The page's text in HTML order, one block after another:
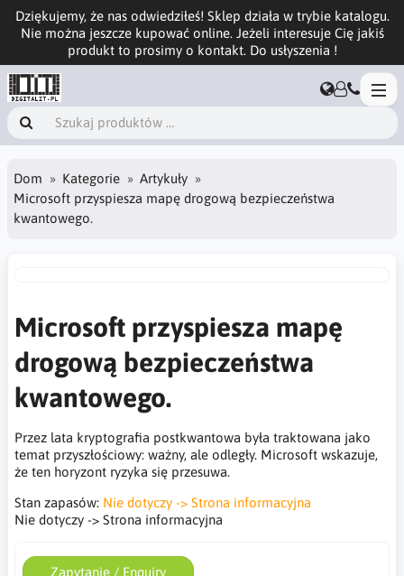
Dziękujemy, że nas odwiedziłeś! Sklep działa w trybie katalogu.
Nie można jeszcze kupować online. Jeżeli interesuje Cię jakiś
produkt to prosimy o kontakt. Do usłyszenia !
Dom Kategorie
Artykuły
Microsoft przyspiesza mapę drogową bezpieczeństwa
kwantowego.
Microsoft przyspiesza mapę
drogową bezpieczeństwa
kwantowego.
Przez lata kryptografia postkwantowa była traktowana jako
temat przyszłościowy: ważny, ale odległy. Microsoft wskazuje,
że ten horyzont ryzyka się przesuwa.
Stan zapasów: Nie dotyczy -> Strona informacyjna
Nie dotyczy -> Strona informacyjna
Zapytanie / Enquiry